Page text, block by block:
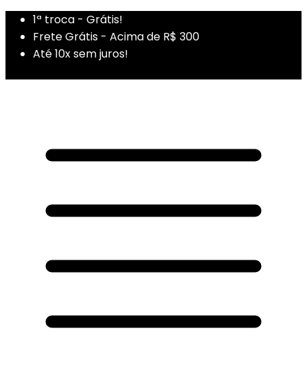
1ª troca - Grátis!
Frete Grátis - Acima de R$ 300
Até 10x sem juros!